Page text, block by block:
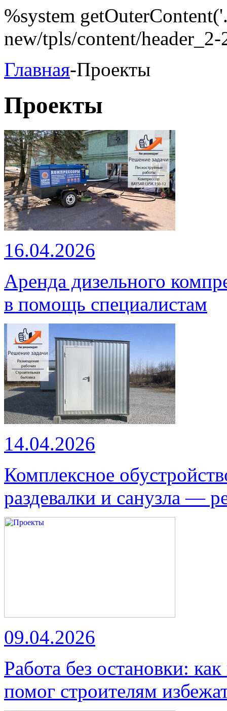
%system
new/tpls/content/
Главная-Проекты
Проекты
16.04.2026
Аренда дизельного
в помощь специалистам
14.04.2026
Комплексное
раздевалки и санузла —
09.04.2026
Работа без остановки:
помог строителям